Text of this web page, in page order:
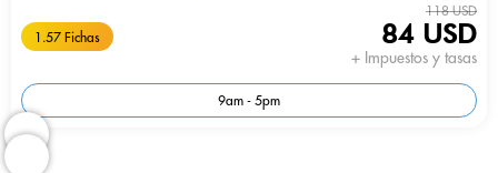
1.57 Fichas
118 USD
84 USD
+ Impuestos y tasas
9am - 5pm